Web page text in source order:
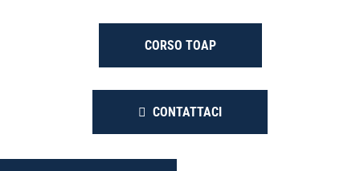
CORSO TOAP
CONTATTACI